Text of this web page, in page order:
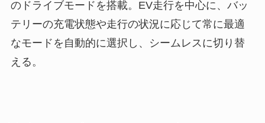
のドライブモードを搭載。EV走行を中心に、バッ
テリーの充電状態や走行の状況に応じて常に最適
なモードを自動的に選択し、シームレスに切り替
える。